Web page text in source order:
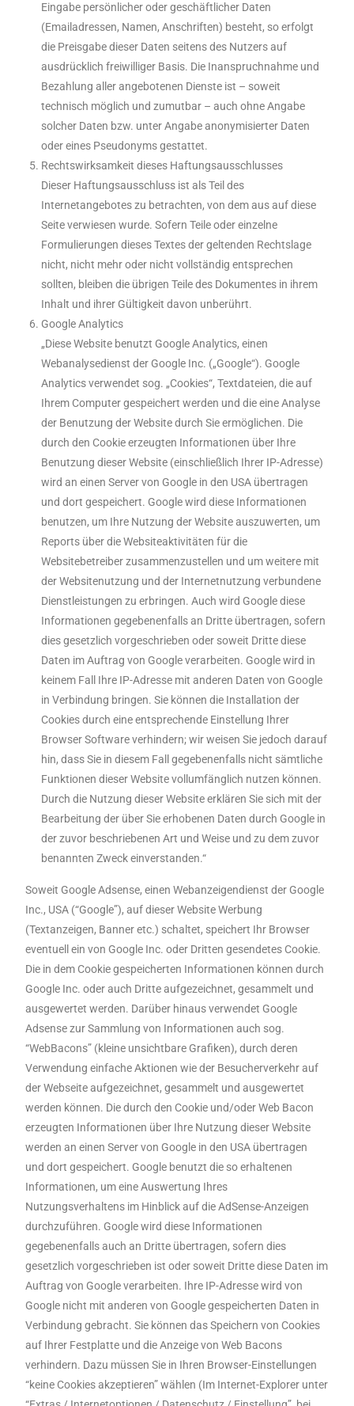
Eingabe persönlicher oder geschäftlicher Daten
(Emailadressen, Namen, Anschriften) besteht, so erfolgt
die Preisgabe dieser Daten seitens des Nutzers auf
ausdrücklich freiwilliger Basis. Die Inanspruchnahme und
Bezahlung aller angebotenen Dienste ist – soweit
technisch möglich und zumutbar – auch ohne Angabe
solcher Daten bzw. unter Angabe anonymisierter Daten
oder eines Pseudonyms gestattet.
Rechtswirksamkeit dieses Haftungsausschlusses
Dieser Haftungsausschluss ist als Teil des
Internetangebotes zu betrachten, von dem aus auf diese
Seite verwiesen wurde. Sofern Teile oder einzelne
Formulierungen dieses Textes der geltenden Rechtslage
nicht, nicht mehr oder nicht vollständig entsprechen
sollten, bleiben die übrigen Teile des Dokumentes in ihrem
Inhalt und ihrer Gültigkeit davon unberührt.
Google Analytics
„Diese Website benutzt Google Analytics, einen
Webanalysedienst der Google Inc. („Google“). Google
Analytics verwendet sog. „Cookies“, Textdateien, die auf
Ihrem Computer gespeichert werden und die eine Analyse
der Benutzung der Website durch Sie ermöglichen. Die
durch den Cookie erzeugten Informationen über Ihre
Benutzung dieser Website (einschließlich Ihrer IP-Adresse)
wird an einen Server von Google in den USA übertragen
und dort gespeichert. Google wird diese Informationen
benutzen, um Ihre Nutzung der Website auszuwerten, um
Reports über die Websiteaktivitäten für die
Websitebetreiber zusammenzustellen und um weitere mit
der Websitenutzung und der Internetnutzung verbundene
Dienstleistungen zu erbringen. Auch wird Google diese
Informationen gegebenenfalls an Dritte übertragen, sofern
dies gesetzlich vorgeschrieben oder soweit Dritte diese
Daten im Auftrag von Google verarbeiten. Google wird in
keinem Fall Ihre IP-Adresse mit anderen Daten von Google
in Verbindung bringen. Sie können die Installation der
Cookies durch eine entsprechende Einstellung Ihrer
Browser Software verhindern; wir weisen Sie jedoch darauf
hin, dass Sie in diesem Fall gegebenenfalls nicht sämtliche
Funktionen dieser Website vollumfänglich nutzen können.
Durch die Nutzung dieser Website erklären Sie sich mit der
Bearbeitung der über Sie erhobenen Daten durch Google in
der zuvor beschriebenen Art und Weise und zu dem zuvor
benannten Zweck einverstanden.“
Soweit Google Adsense, einen Webanzeigendienst der Google
Inc., USA (“Google”), auf dieser Website Werbung
(Textanzeigen, Banner etc.) schaltet, speichert Ihr Browser
eventuell ein von Google Inc. oder Dritten gesendetes Cookie.
Die in dem Cookie gespeicherten Informationen können durch
Google Inc. oder auch Dritte aufgezeichnet, gesammelt und
ausgewertet werden. Darüber hinaus verwendet Google
Adsense zur Sammlung von Informationen auch sog.
“WebBacons” (kleine unsichtbare Grafiken), durch deren
Verwendung einfache Aktionen wie der Besucherverkehr auf
der Webseite aufgezeichnet, gesammelt und ausgewertet
werden können. Die durch den Cookie und/oder Web Bacon
erzeugten Informationen über Ihre Nutzung dieser Website
werden an einen Server von Google in den USA übertragen
und dort gespeichert. Google benutzt die so erhaltenen
Informationen, um eine Auswertung Ihres
Nutzungsverhaltens im Hinblick auf die AdSense-Anzeigen
durchzuführen. Google wird diese Informationen
gegebenenfalls auch an Dritte übertragen, sofern dies
gesetzlich vorgeschrieben ist oder soweit Dritte diese Daten im
Auftrag von Google verarbeiten. Ihre IP-Adresse wird von
Google nicht mit anderen von Google gespeicherten Daten in
Verbindung gebracht. Sie können das Speichern von Cookies
auf Ihrer Festplatte und die Anzeige von Web Bacons
verhindern. Dazu müssen Sie in Ihren Browser-Einstellungen
“keine Cookies akzeptieren” wählen (Im Internet-Explorer unter